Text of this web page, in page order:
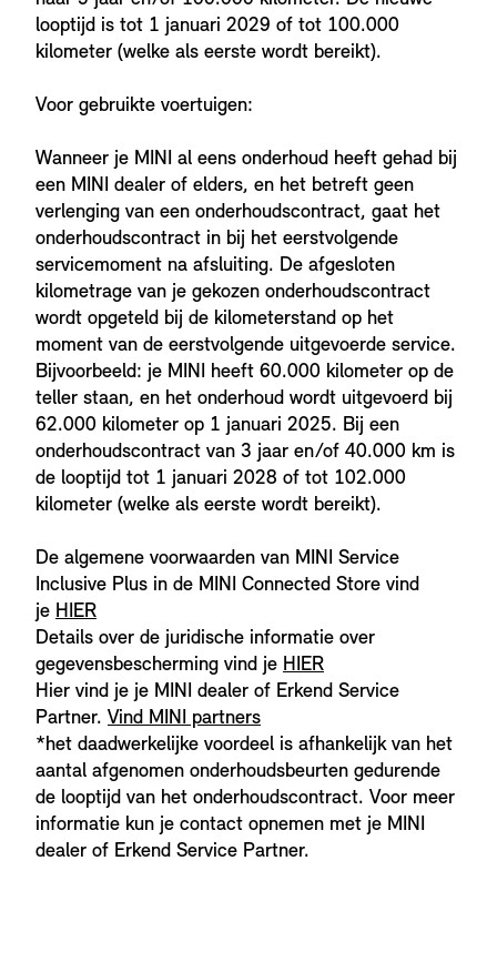
looptijd is tot 1 januari 2029 of tot 100.000
kilometer (welke als eerste wordt bereikt).
Voor gebruikte voertuigen:
Wanneer je MINI al eens onderhoud heeft gehad bij
een MINI dealer of elders, en het betreft geen
verlenging van een onderhoudscontract, gaat het
onderhoudscontract in bij het eerstvolgende
servicemoment na afsluiting. De afgesloten
kilometrage van je gekozen onderhoudscontract
wordt opgeteld bij de kilometerstand op het
moment van de eerstvolgende uitgevoerde service.
Bijvoorbeeld: je MINI heeft 60.000 kilometer op de
teller staan, en het onderhoud wordt uitgevoerd bij
62.000 kilometer op 1 januari 2025. Bij een
onderhoudscontract van 3 jaar en/of 40.000 km is
de looptijd tot 1 januari 2028 of tot 102.000
kilometer (welke als eerste wordt bereikt).
De algemene voorwaarden van MINI Service
Inclusive Plus in de MINI Connected Store vind
je HIER
Details over de juridische informatie over
gegevensbescherming vind je HIER
Hier vind je je MINI dealer of Erkend Service
Partner. Vind MINI partners
*het daadwerkelijke voordeel is afhankelijk van het
aantal afgenomen onderhoudsbeurten gedurende
de looptijd van het onderhoudscontract. Voor meer
informatie kun je contact opnemen met je MINI
dealer of Erkend Service Partner.